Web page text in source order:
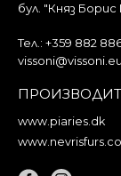
бул. "Княз Борис
Тел.: +359 882
vissoni@vissoni.eu
www.piaries.dk